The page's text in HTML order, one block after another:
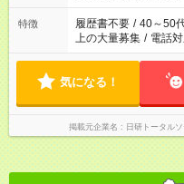
特徴 履歴書不要 / 40～50
上の大量募集 / 電話
気になる！
掲載元企業名 日研トータル